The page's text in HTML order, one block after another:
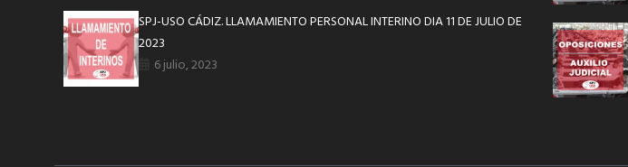
SPJ-USO CÁDIZ. LLAMAMIENTO PERSONAL INTERINO DIA 11 DE JULIO DE
2023
6 julio, 2023